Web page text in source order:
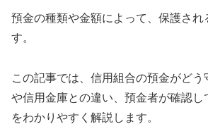
預金の種類や金額によって、保護され
す。
この記事では、信用組合の預金がど
や信用金庫との違い、預金者が確認し
をわかりやすく解説します。